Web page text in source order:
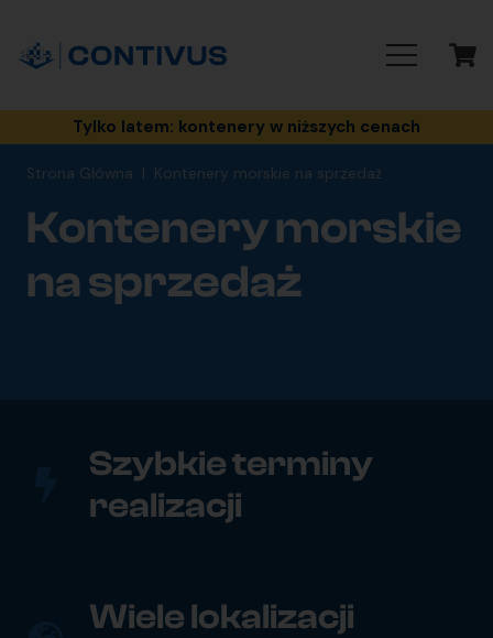
Tylko latem: kontenery w niższych cenach
Strona Główna | Kontenery morskie na sprzedaż
Kontenery morskie
na sprzedaż
Szybkie terminy
realizacji
Wiele lokalizacji